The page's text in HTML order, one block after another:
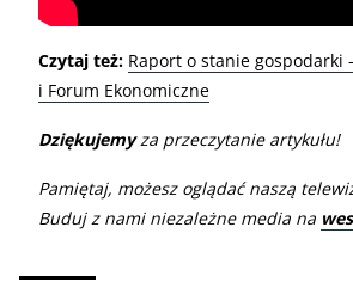
Czytaj też: Raport o stanie gospodarki
i Forum Ekonomiczne
Dziękujemyza przeczytanie artykułu!
Pamiętaj, możesz oglądać naszą
Buduj z nami niezależne media na